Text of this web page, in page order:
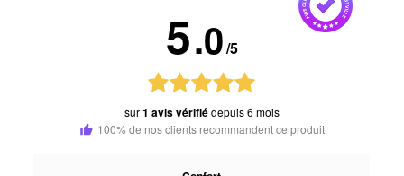
5.0/5
sur1 avis vérifiédepuis 6 mois
100% de nos clients recommandent ce produit